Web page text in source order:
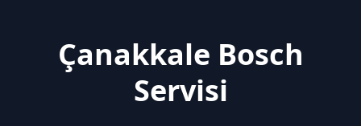
Çanakkale Bosch
Servisi